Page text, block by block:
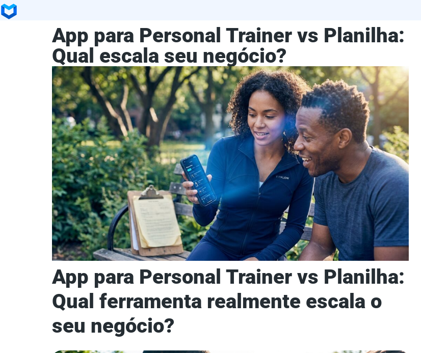
App para Personal Trainer vs Planilha:
Qual escala seu negócio?
App para Personal Trainer vs Planilha:
Qual ferramenta realmente escala o
seu negócio?